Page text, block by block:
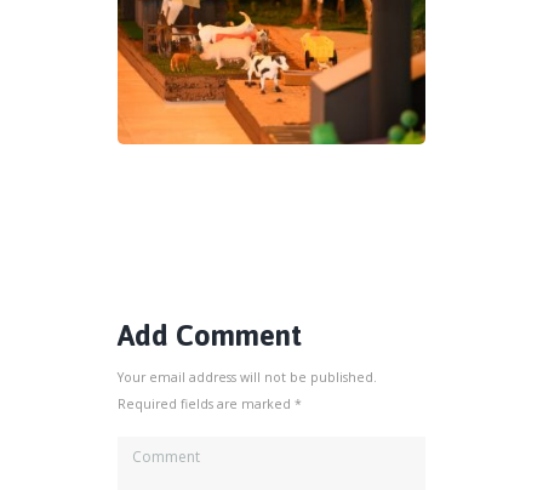
Add Comment
Your email address will not be published.
Required fields are marked *